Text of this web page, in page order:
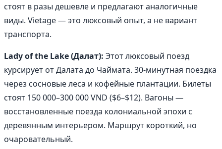
стоят в разы дешевле и предлагают аналогичные
виды. Vietage — это люксовый опыт, а не вариант
транспорта.
Lady of the Lake (Далат): Этот люксовый поезд
курсирует от Далата до Чаймата. 30-минутная поездка
через сосновые леса и кофейные плантации. Билеты
стоят 150 000–300 000 VND ($6–$12). Вагоны —
восстановленные поезда колониальной эпохи с
деревянным интерьером. Маршрут короткий, но
очаровательный.